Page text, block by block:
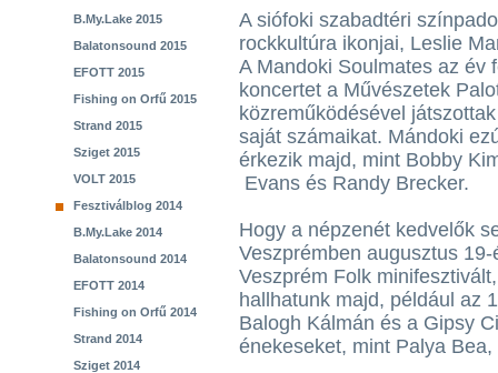
B.My.Lake 2015
Balatonsound 2015
EFOTT 2015
Fishing on Orfű 2015
Strand 2015
Sziget 2015
VOLT 2015
Fesztiválblog 2014
B.My.Lake 2014
Balatonsound 2014
EFOTT 2014
Fishing on Orfű 2014
Strand 2014
Sziget 2014
A siófoki szabadtéri
rockkultúra ikonjai, Leslie
A Mandoki Soulmates az év
koncertet a Művészetek
közreműködésével
saját számaikat. Mándoki
érkezik majd, mint Bobby
Evans és Randy Brecker.
Hogy a népzenét kedvelők
Veszprémben augusztus
Veszprém Folk
hallhatunk majd, például az
Balogh Kálmán és a Gipsy
énekeseket, mint Palya